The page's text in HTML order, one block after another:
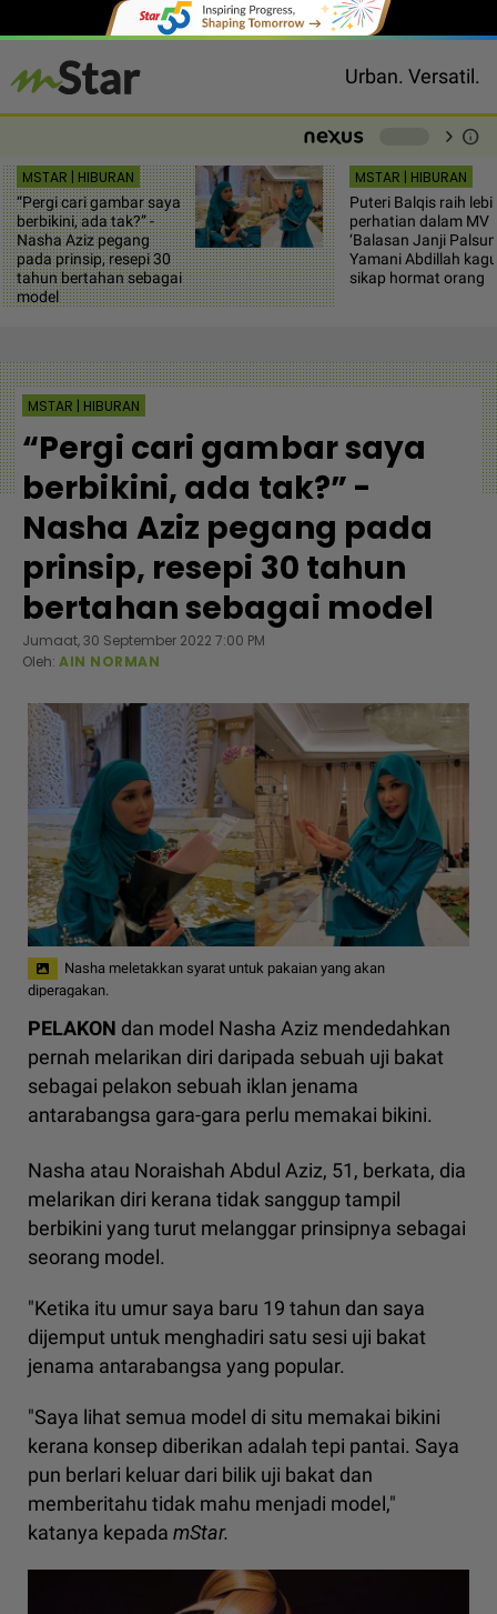
Urban. Versatil.
chevron_right info
MSTAR | HIBURAN
“Pergi cari gambar saya
berbikini, ada tak?” -
Nasha Aziz pegang
pada prinsip, resepi 30
tahun bertahan sebagai
model
MSTAR | HIBURAN
Puteri Balqis raih
perhatian dalam MV
‘Balasan Janji
Yamani Abdillah
sikap hormat orang
MSTAR | HIBURAN
“Pergi cari gambar saya
berbikini, ada tak?” -
Nasha Aziz pegang pada
prinsip, resepi 30 tahun
bertahan sebagai model
Jumaat, 30 September 2022 7:00 PM
Oleh: AIN NORMAN
Nasha meletakkan syarat untuk pakaian yang akan
diperagakan.
PELAKON dan model Nasha Aziz mendedahkan
pernah melarikan diri daripada sebuah uji bakat
sebagai pelakon sebuah iklan jenama
antarabangsa gara-gara perlu memakai bikini.
Nasha atau Noraishah Abdul Aziz, 51, berkata, dia
melarikan diri kerana tidak sanggup tampil
berbikini yang turut melanggar prinsipnya sebagai
seorang model.
"Ketika itu umur saya baru 19 tahun dan saya
dijemput untuk menghadiri satu sesi uji bakat
jenama antarabangsa yang popular.
"Saya lihat semua model di situ memakai bikini
kerana konsep diberikan adalah tepi pantai. Saya
pun berlari keluar dari bilik uji bakat dan
memberitahu tidak mahu menjadi model,"
katanya kepada mStar.